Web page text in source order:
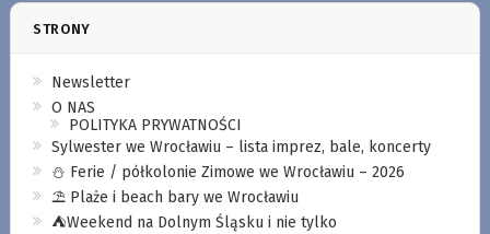
STRONY
Newsletter
O NAS
POLITYKA PRYWATNOŚCI
Sylwester we Wrocławiu – lista imprez, bale, koncerty
⛄️ Ferie / półkolonie Zimowe we Wrocławiu – 2026
⛱️ Plaże i beach bary we Wrocławiu
⛺️Weekend na Dolnym Śląsku i nie tylko